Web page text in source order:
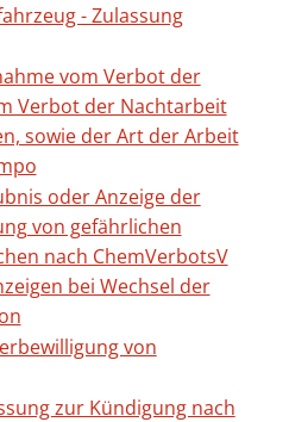
- Zulassung
vom Verbot der
Verbot der Nachtarbeit
sowie der Art der Arbeit
oder Anzeige der
von gefährlichen
nach ChemVerbotsV
bei Wechsel der
von
zur Kündigung nach